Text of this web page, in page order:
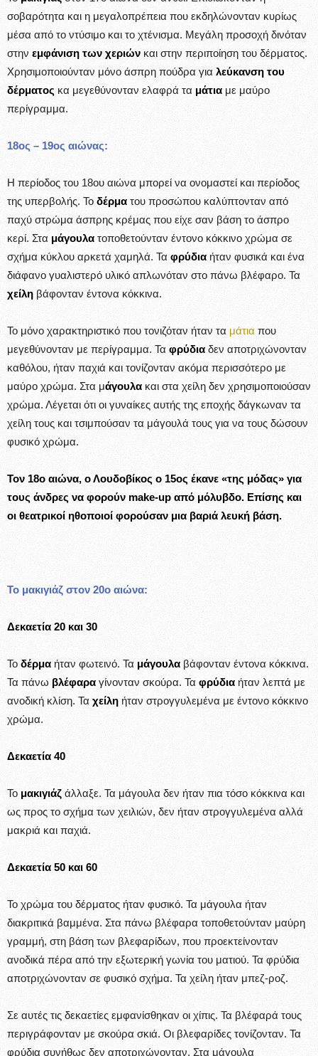
σοβαρότητα και η μεγαλοπρέπεια που εκδηλώνονταν κυρίως
μέσα από το ντύσιμο και το χτένισμα. Μεγάλη προσοχή δινόταν
στην εμφάνιση των χεριών και στην περιποίηση του δέρματος.
Χρησιμοποιούνταν μόνο άσπρη πούδρα για λεύκανση του
δέρματος κα μεγεθύνονταν ελαφρά τα μάτια με μαύρο
περίγραμμα.
18ος – 19ος αιώνας:
Η περίοδος του 18ου αιώνα μπορεί να ονομαστεί και περίοδος
της υπερβολής. Το δέρμα του προσώπου καλύπτονταν από
παχύ στρώμα άσπρης κρέμας που είχε σαν βάση το άσπρο
κερί. Στα μάγουλα τοποθετούνταν έντονο κόκκινο χρώμα σε
σχήμα κύκλου αρκετά χαμηλά. Τα φρύδια ήταν φυσικά και ένα
διάφανο γυαλιστερό υλικό απλωνόταν στο πάνω βλέφαρο. Τα
χείλη βάφονταν έντονα κόκκινα.
Το μόνο χαρακτηριστικό που τονιζόταν ήταν τα μάτια που
μεγεθύνονταν με περίγραμμα. Τα φρύδια δεν αποτριχώνονταν
καθόλου, ήταν παχιά και τονίζονταν ακόμα περισσότερο με
μαύρο χρώμα. Στα μάγουλα και στα χείλη δεν χρησιμοποιούσαν
χρώμα. Λέγεται ότι οι γυναίκες αυτής της εποχής δάγκωναν τα
χείλη τους και τσιμπούσαν τα μάγουλά τους για να τους δώσουν
φυσικό χρώμα.
Τον 18ο αιώνα, ο Λουδοβίκος ο 15ος έκανε «της μόδας» για
τους άνδρες να φορούν make-up από μόλυβδο. Επίσης και
οι θεατρικοί ηθοποιοί φορούσαν μια βαριά λευκή βάση.
Το μακιγιάζ στον 20ο αιώνα:
Δεκαετία 20 και 30
Το δέρμα ήταν φωτεινό. Τα μάγουλα βάφονταν έντονα κόκκινα.
Τα πάνω βλέφαρα γίνονταν σκούρα. Τα φρύδια ήταν λεπτά με
ανοδική κλίση. Τα χείλη ήταν στρογγυλεμένα με έντονο κόκκινο
χρώμα.
Δεκαετία 40
Το μακιγιάζ άλλαξε. Τα μάγουλα δεν ήταν πια τόσο κόκκινα και
ως προς το σχήμα των χειλιών, δεν ήταν στρογγυλεμένα αλλά
μακριά και παχιά.
Δεκαετία 50 και 60
Το χρώμα του δέρματος ήταν φυσικό. Τα μάγουλα ήταν
διακριτικά βαμμένα. Στα πάνω βλέφαρα τοποθετούνταν μαύρη
γραμμή, στη βάση των βλεφαρίδων, που προεκτείνονταν
ανοδικά πέρα από την εξωτερική γωνία του ματιού. Τα φρύδια
αποτριχώνονταν σε φυσικό σχήμα. Τα χείλη ήταν μπεζ-ροζ.
Σε αυτές τις δεκαετίες εμφανίσθηκαν οι χίπις. Τα βλέφαρά τους
περιγράφονταν με σκούρα σκιά. Οι βλεφαρίδες τονίζονταν. Τα
φρύδια συνήθως δεν αποτριχώνονταν. Στα μάγουλα